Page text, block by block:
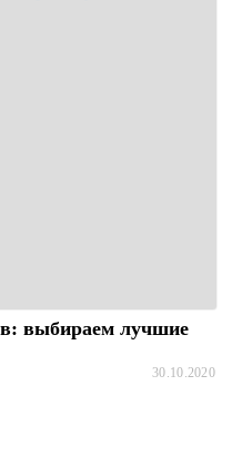
выбираем лучшие
30.10.2020